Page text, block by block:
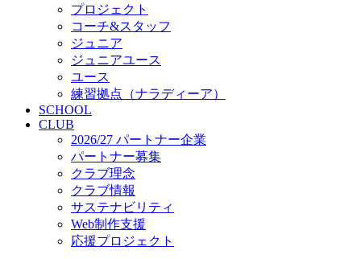
プロジェクト
コーチ&スタッフ
ジュニア
ジュニアユース
ユース
練習拠点（ナラディーア）
SCHOOL
CLUB
2026/27 パートナー企業
パートナー募集
クラブ理念
クラブ情報
サステナビリティ
Web制作支援
応援プロジェクト